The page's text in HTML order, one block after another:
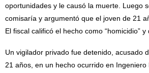
oportunidades y le causó la muerte. Luego
comisaría y argumentó que el joven de 21
El fiscal calificó el hecho como “homicidio”
Un vigilador privado fue detenido, acusado
21 años, en un hecho ocurrido en Ingeniero